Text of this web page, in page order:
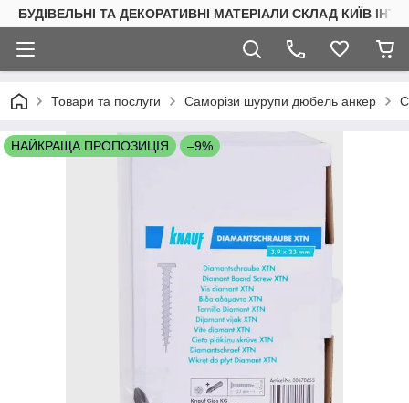
БУДІВЕЛЬНІ ТА ДЕКОРАТИВНІ МАТЕРІАЛИ СКЛАД КИЇВ
Товари та послуги Саморізи шурупи дюбель анкер
НАЙКРАЩА ПРОПОЗИЦІЯ –9%